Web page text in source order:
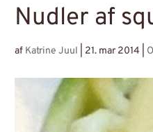
Nudler af
af Katrine Juul 21. mar 2014